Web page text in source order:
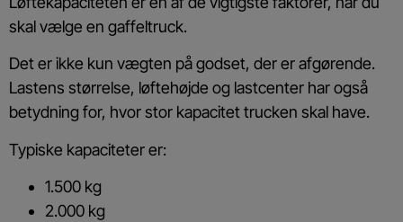
skal vælge en gaffeltruck.
Det er ikke kun vægten på godset, der er afgørende.
Lastens størrelse, løftehøjde og lastcenter har også
betydning for, hvor stor kapacitet trucken skal have.
Typiske kapaciteter er:
1.500 kg
2.000 kg